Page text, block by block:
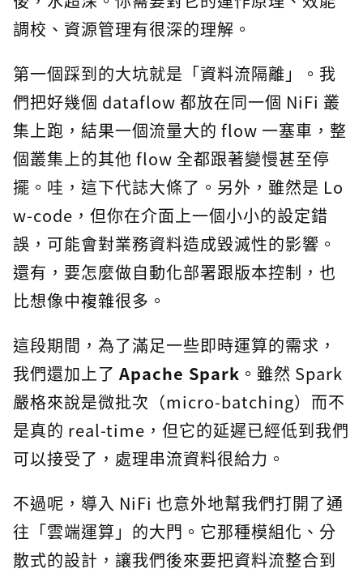
調校、資源管理有很深的理解。
第一個踩到的大坑就是「資料流隔離」。我
們把好幾個 dataflow 都放在同一個 NiFi 叢
集上跑，結果一個流量大的 flow 一塞車，整
個叢集上的其他 flow 全都跟著變慢甚至停
擺。哇，這下代誌大條了。另外，雖然是 Lo
w-code，但你在介面上一個小小的設定錯
誤，可能會對業務資料造成毀滅性的影響。
還有，要怎麼做自動化部署跟版本控制，也
比想像中複雜很多。
這段期間，為了滿足一些即時運算的需求，
我們還加上了 Apache Spark 。雖然 Spark
嚴格來說是微批次（micro-batching）而不
是真的 real-time，但它的延遲已經低到我們
可以接受了，處理串流資料很給力。
不過呢，導入 NiFi 也意外地幫我們打開了通
往「雲端運算」的大門。它那種模組化、分
散式的設計，讓我們後來要把資料流整合到